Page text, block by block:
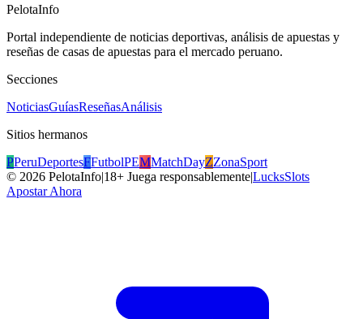
PelotaInfo
Portal independiente de noticias deportivas, análisis de apuestas y
reseñas de casas de apuestas para el mercado peruano.
Secciones
NoticiasGuíasReseñasAnálisis
Sitios hermanos
PPeruDeportesFFutbolPEMMatchDayZZonaSport
© 2026 PelotaInfo|18+ Juega responsablemente|LucksSlots
Apostar Ahora